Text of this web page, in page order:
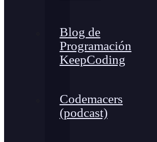
Blog de
Programación
KeepCoding
Codemacers
(podcast)